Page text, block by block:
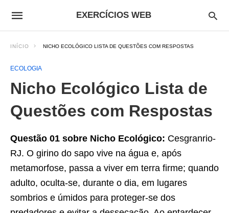
EXERCÍCIOS WEB
INÍCIO NICHO ECOLÓGICO LISTA DE QUESTÕES COM RESPOSTAS
ECOLOGIA
Nicho Ecológico Lista de
Questões com Respostas
Questão 01 sobre Nicho Ecológico: Cesgranrio-
RJ. O girino do sapo vive na água e, após
metamorfose, passa a viver em terra firme; quando
adulto, oculta-se, durante o dia, em lugares
sombrios e úmidos para proteger-se dos